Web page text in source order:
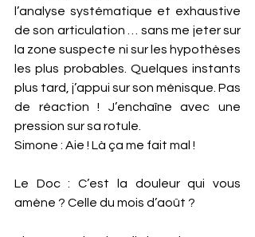
l’analyse systématique et exhaustive
de son articulation … sans me jeter sur
la zone suspecte ni sur les hypothèses
les plus probables. Quelques instants
plus tard, j’appui sur son ménisque. Pas
de réaction ! J’enchaîne avec une
pression sur sa rotule.
Simone : Aie ! Là ça me fait mal !
Le Doc : C’est la douleur qui vous
amène ? Celle du mois d’août ?